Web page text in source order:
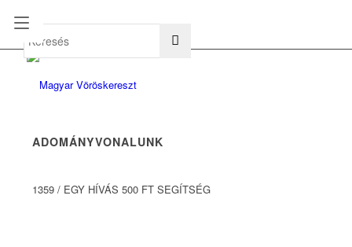
ADOMÁNYVONALUNK
1359 / EGY HÍVÁS 500 FT SEGÍTSÉG